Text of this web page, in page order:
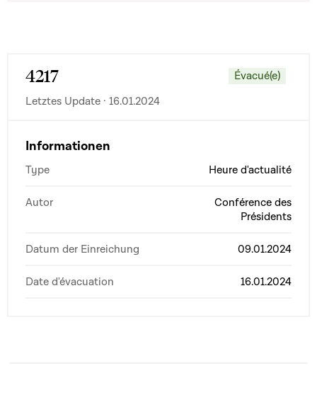
4217
Évacué(e)
Letztes Update · 16.01.2024
Informationen
Type Heure d'actualité
Autor
Conférence des
Présidents
Datum der Einreichung 09.01.2024
Date d'évacuation 16.01.2024